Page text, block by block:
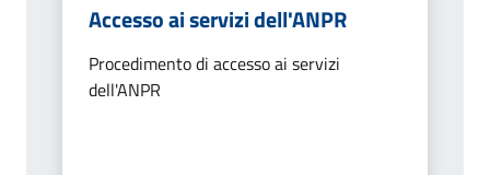
Accesso ai servizi dell'ANPR
Procedimento di accesso ai servizi
dell'ANPR